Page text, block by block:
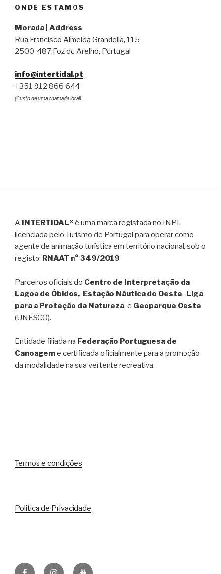
ONDE ESTAMOS
Morada | Address
Rua Francisco Almeida Grandella, 115
2500-487 Foz do Arelho, Portugal
info@intertidal.pt
+351 912 866 644
(Custo de uma chamada local)
A INTERTIDAL® é uma marca registada no INPI,
licenciada pelo Turismo de Portugal para operar como
agente de animação turística em território nacional, sob o
registo: RNAAT n° 349/2019
Parceiros oficiais do Centro de Interpretação da
Lagoa de Óbidos, Estação Náutica do Oeste, Liga
para a Proteção da Natureza, e Geoparque Oeste
(UNESCO).
Entidade filiada na Federação Portuguesa de
Canoageme certificada oficialmente para a promoção
da modalidade na sua vertente recreativa.
Termos e condições
Politica de Privacidade
FacebookInstagramYoutube